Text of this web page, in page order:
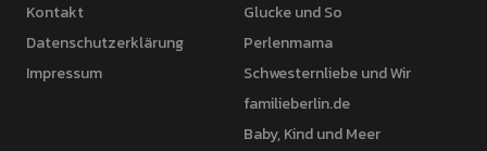
Kontakt
Datenschutzerklärung
Impressum
Glucke und So
Perlenmama
Schwesternliebe und Wir
familieberlin.de
Baby, Kind und Meer